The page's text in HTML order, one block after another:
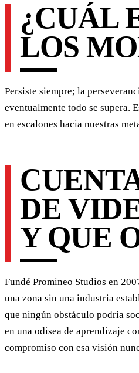
¿CUÁL
LOS
Persiste siempre; la
eventualmente todo se supera.
en escalones hacia nuestras
DE
Y QUE
Fundé Promineo Studios en
una zona sin una industria
que ningún obstáculo podría
en una odisea de aprendizaje
compromiso con esa visión